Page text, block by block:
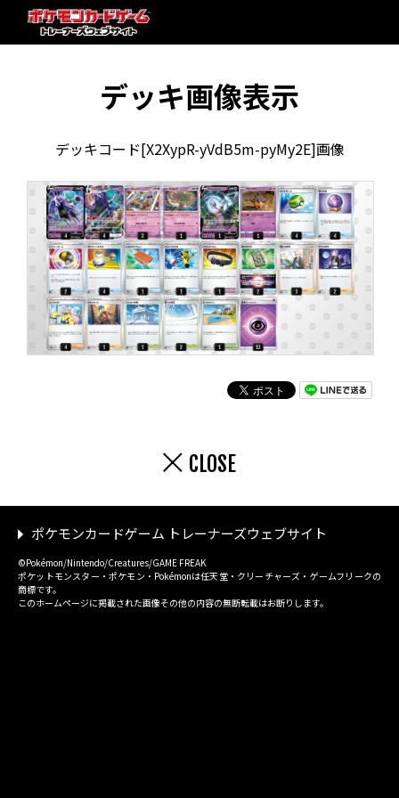
デッキ画像表示
デッキコード[X2XypR-yVdB5m-pyMy2E]画像
CLOSE
ポケモンカードゲーム トレーナーズウェブサイト
©Pokémon/Nintendo/Creatures/GAME FREAK
ポケットモンスター・ポケモン・Pokémonは任天堂・クリーチャーズ・ゲームフリークの
商標です。
このホームページに掲載された画像その他の内容の無断転載はお断りします。